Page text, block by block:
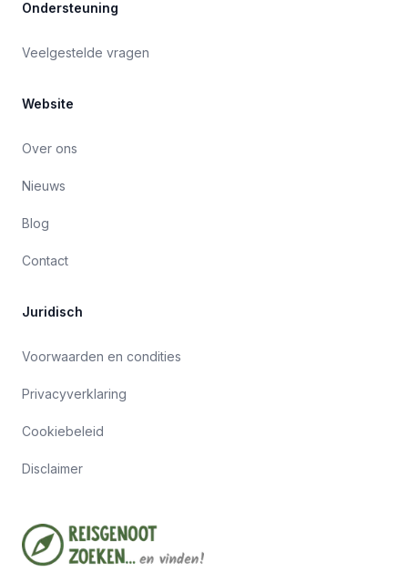
Ondersteuning
Veelgestelde vragen
Website
Over ons
Nieuws
Blog
Contact
Juridisch
Voorwaarden en condities
Privacyverklaring
Cookiebeleid
Disclaimer